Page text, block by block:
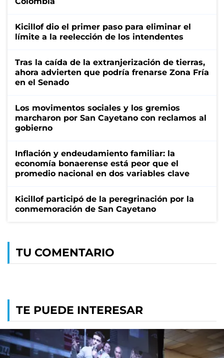
Kicillof dio el primer paso para eliminar el
límite a la reelección de los intendentes
Tras la caída de la extranjerización de tierras,
ahora advierten que podría frenarse Zona Fría
en el Senado
Los movimentos sociales y los gremios
marcharon por San Cayetano con reclamos al
gobierno
Inflación y endeudamiento familiar: la
economía bonaerense está peor que el
promedio nacional en dos variables clave
Kicillof participó de la peregrinación por la
conmemoración de San Cayetano
TU COMENTARIO
TE PUEDE INTERESAR